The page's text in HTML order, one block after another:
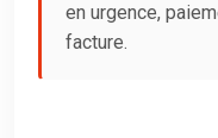
en urgence,
facture.